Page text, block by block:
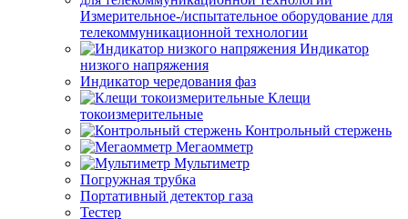
Измерительное-/испытательное оборудование для
телекоммуникационной технологии
Индикатор
низкого напряжения
Индикатор чередования фаз
Клещи
токоизмерительные
Контрольный стержень
Мегаомметр
Мультиметр
Погружная трубка
Портативный детектор газа
Тестер